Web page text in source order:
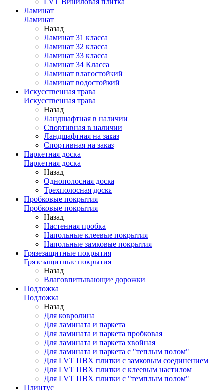
LVT Виниловая плитка
Ламинат
Ламинат
Назад
Ламинат 31 класса
Ламинат 32 класса
Ламинат 33 класса
Ламинат 34 Класса
Ламинат влагостойкий
Ламинат водостойкий
Искусственная трава
Искусственная трава
Назад
Ландшафтная в наличии
Спортивная в наличии
Ландшафтная на заказ
Спортивная на заказ
Паркетная доска
Паркетная доска
Назад
Однополосная доска
Трехполосная доска
Пробковые покрытия
Пробковые покрытия
Назад
Настенная пробка
Напольные клеевые покрытия
Напольные замковые покрытия
Грязезащитные покрытия
Грязезащитные покрытия
Назад
Влаговпитывающие дорожки
Подложка
Подложка
Назад
Для ковролина
Для ламината и паркета
Для ламината и паркета пробковая
Для ламината и паркета хвойная
Для ламината и паркета с "теплым полом"
Для LVT ПВХ плитки с замковым соединением
Для LVT ПВХ плитки с клеевым настилом
Для LVT ПВХ плитки с "темплым полом"
Плинтус